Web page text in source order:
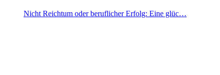
Nicht Reichtum oder beruflicher Erfolg: Eine glüc…